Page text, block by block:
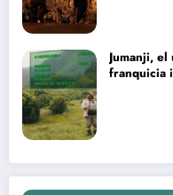
Jumanji,
franquicia